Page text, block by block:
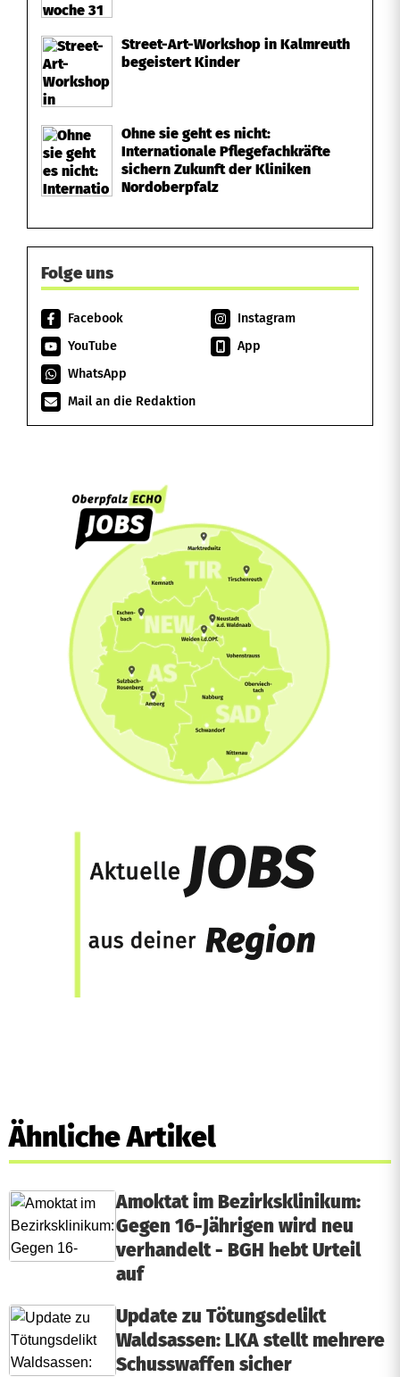
ß
Street-Art-Workshop in Kalmreuth
begeistert Kinder
Ohne sie geht es nicht:
Internationale Pflegefachkräfte
sichern Zukunft der Kliniken
Nordoberpfalz
Folge uns
Facebook
Instagram
YouTube
App
WhatsApp
Mail an die Redaktion
Ähnliche Artikel
Amoktat im Bezirksklinikum:
Gegen 16-Jährigen wird neu
verhandelt - BGH hebt Urteil
auf
Update zu Tötungsdelikt
Waldsassen: LKA stellt mehrere
Schusswaffen sicher